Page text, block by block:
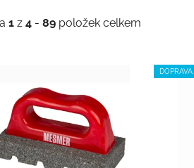
1 z 4 - 89 položek celkem